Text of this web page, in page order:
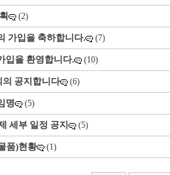
(2)
가입을 축하합니다. (7)
입을 환영합니다. (10)
의 공지합니다 (6)
명 (5)
세부 일정 공지 (5)
품)현황 (1)